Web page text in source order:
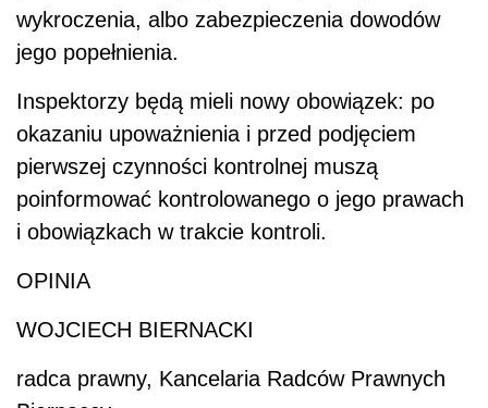
wykroczenia, albo zabezpieczenia dowodów
jego popełnienia.
Inspektorzy będą mieli nowy obowiązek: po
okazaniu upoważnienia i przed podjęciem
pierwszej czynności kontrolnej muszą
poinformować kontrolowanego o jego prawach
i obowiązkach w trakcie kontroli.
OPINIA
WOJCIECH BIERNACKI
radca prawny, Kancelaria Radców Prawnych